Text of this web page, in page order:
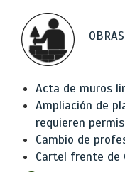
Acta de muros
Ampliación de
requieren
Cambio de
Cartel frente de